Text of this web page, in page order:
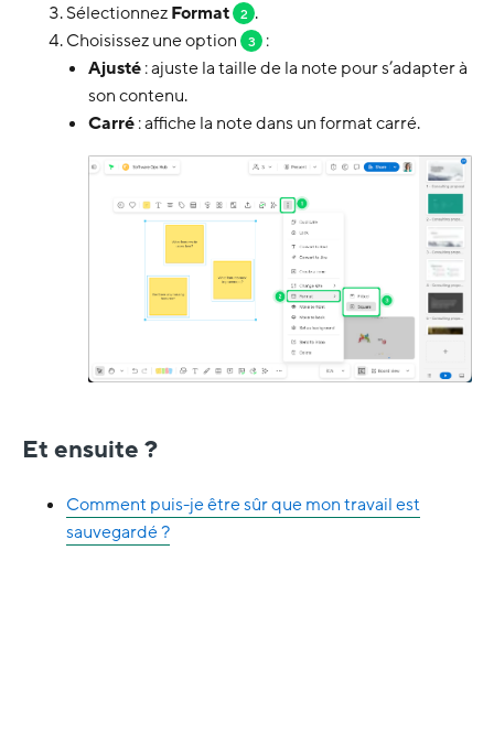
SélectionnezFormat 2 .
Choisissez une option
3
:
Ajusté: ajuste la taille de la note pour s’adapter à
son contenu.
Carré: affiche la note dans un format carré.
Et ensuite ?
Comment puis-je être sûr que mon travail est
sauvegardé ?